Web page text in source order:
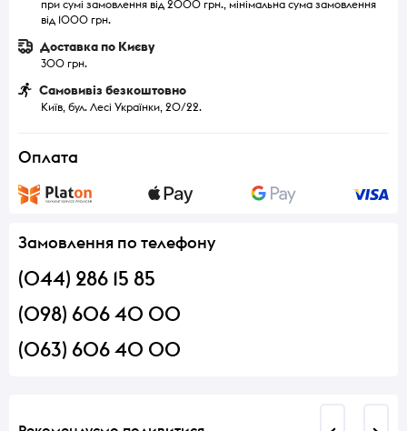
при сумі замовлення від 2000 грн., мінімальна сума замовлення
від 1000 грн.
Доставка по Києву
300 грн.
Самовивіз безкоштовно
Київ, бул. Лесі Українки, 20/22.
Оплата
Замовлення по телефону
(044) 286 15 85
(098) 606 40 00
(063) 606 40 00